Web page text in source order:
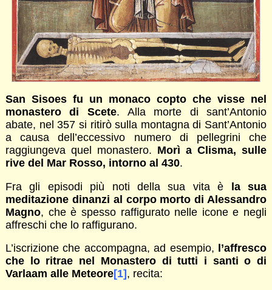
San Sisoes fu un monaco copto che visse nel
monastero di Scete. Alla morte di sant’Antonio
abate, nel 357 si ritirò sulla montagna di Sant’Antonio
a causa dell’eccessivo numero di pellegrini che
raggiungeva quel monastero. Morì a Clisma, sulle
rive del Mar Rosso, intorno al 430.
Fra gli episodi più noti della sua vita è la sua
meditazione dinanzi al corpo morto di Alessandro
Magno, che è spesso raffigurato nelle icone e negli
affreschi che lo raffigurano.
L’iscrizione che accompagna, ad esempio,
l’affresco
che lo ritrae nel Monastero di tutti i santi o di
Varlaam alle Meteore[1] , recita: